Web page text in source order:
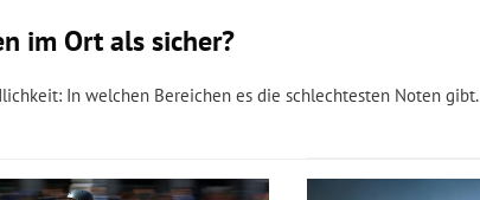
im Ort als sicher?
In welchen Bereichen es die schlechtesten Noten gibt.